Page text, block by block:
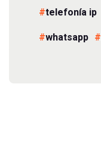
telefonía ip
whatsapp